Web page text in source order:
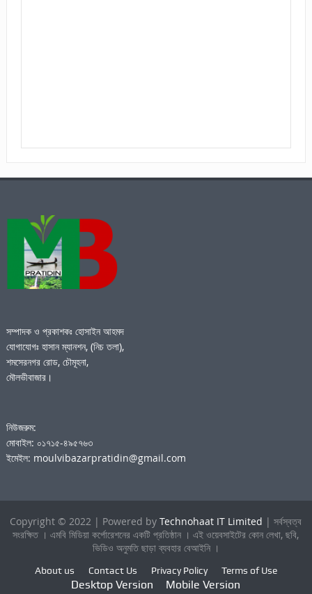
সম্পাদক ও প্রকাশকঃ হোসাইন আহমদ
যোগাযোগঃ হাসান ম্যানশন, (নিচ তলা),
শমসেরনগর রোড, চৌমূহনা,
মৌলভীবাজার।
নিউজরুম:
মোবাইল: ০১৭১৫-৪৯৫৭৬৩
ইমেইল: moulvibazarpratidin@gmail.com
Copyright © 2022 | Powered byTechnohaat IT Limited | সর্বস্বত্ব
সংরক্ষিত । এমবি মিডিয়া কর্পোরেশনের একটি প্রতিষ্ঠান । এই ওয়েবসাইটের কোন লেখা, ছবি,
ভিডিও অনুমতি ছাড়া ব্যবহার বেআইনি ।
About us Contact Us Privacy Policy Terms of Use
Desktop Version Mobile Version